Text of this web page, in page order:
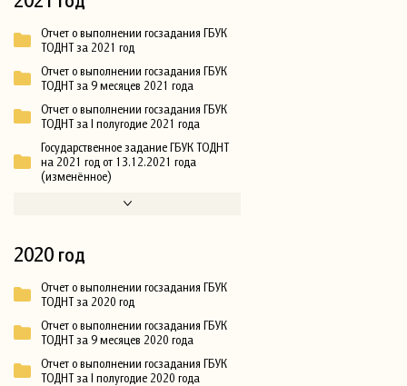
Отчет о выполнении госзадания ГБУК
ТОДНТ за 2021 год
Отчет о выполнении госзадания ГБУК
ТОДНТ за 9 месяцев 2021 года
Отчет о выполнении госзадания ГБУК
ТОДНТ за I полугодие 2021 года
Государственное задание ГБУК ТОДНТ
на 2021 год от 13.12.2021 года
(изменённое)
2020 год
Отчет о выполнении госзадания ГБУК
ТОДНТ за 2020 год
Отчет о выполнении госзадания ГБУК
ТОДНТ за 9 месяцев 2020 года
Отчет о выполнении госзадания ГБУК
ТОДНТ за I полугодие 2020 года